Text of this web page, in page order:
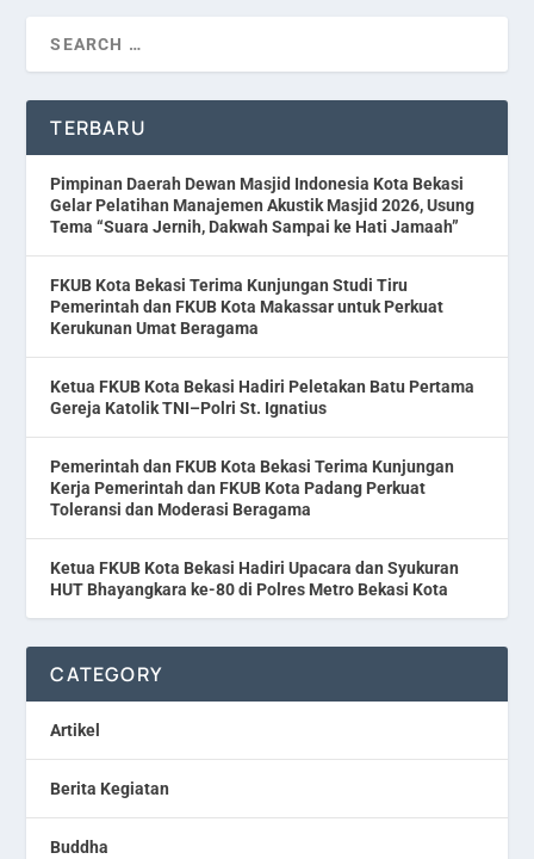
TERBARU
Pimpinan Daerah Dewan Masjid Indonesia Kota Bekasi
Gelar Pelatihan Manajemen Akustik Masjid 2026, Usung
Tema “Suara Jernih, Dakwah Sampai ke Hati Jamaah”
FKUB Kota Bekasi Terima Kunjungan Studi Tiru
Pemerintah dan FKUB Kota Makassar untuk Perkuat
Kerukunan Umat Beragama
Ketua FKUB Kota Bekasi Hadiri Peletakan Batu Pertama
Gereja Katolik TNI–Polri St. Ignatius
Pemerintah dan FKUB Kota Bekasi Terima Kunjungan
Kerja Pemerintah dan FKUB Kota Padang Perkuat
Toleransi dan Moderasi Beragama
Ketua FKUB Kota Bekasi Hadiri Upacara dan Syukuran
HUT Bhayangkara ke-80 di Polres Metro Bekasi Kota
CATEGORY
Artikel
Berita Kegiatan
Buddha